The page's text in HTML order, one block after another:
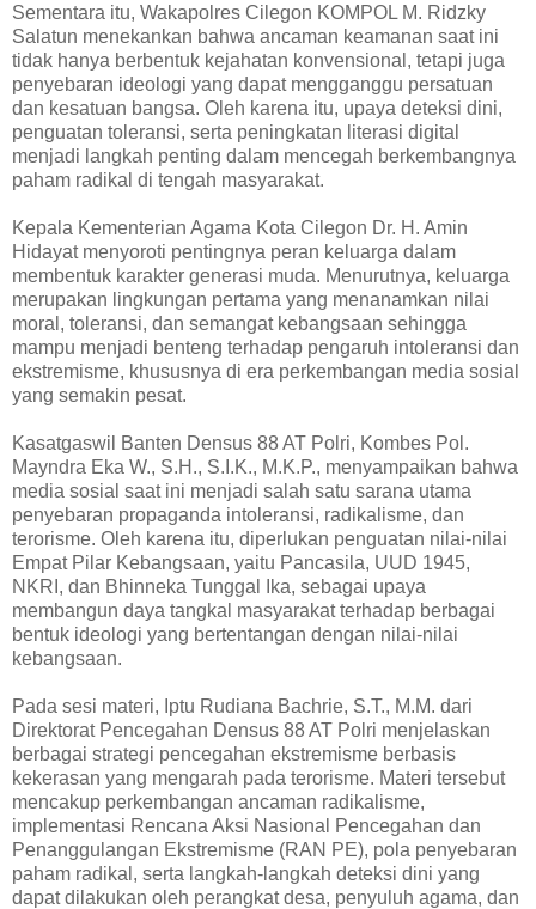
Sementara itu, Wakapolres Cilegon KOMPOL M. Ridzky
Salatun menekankan bahwa ancaman keamanan saat ini
tidak hanya berbentuk kejahatan konvensional, tetapi juga
penyebaran ideologi yang dapat mengganggu persatuan
dan kesatuan bangsa. Oleh karena itu, upaya deteksi dini,
penguatan toleransi, serta peningkatan literasi digital
menjadi langkah penting dalam mencegah berkembangnya
paham radikal di tengah masyarakat.
Kepala Kementerian Agama Kota Cilegon Dr. H. Amin
Hidayat menyoroti pentingnya peran keluarga dalam
membentuk karakter generasi muda. Menurutnya, keluarga
merupakan lingkungan pertama yang menanamkan nilai
moral, toleransi, dan semangat kebangsaan sehingga
mampu menjadi benteng terhadap pengaruh intoleransi dan
ekstremisme, khususnya di era perkembangan media sosial
yang semakin pesat.
Kasatgaswil Banten Densus 88 AT Polri, Kombes Pol.
Mayndra Eka W., S.H., S.I.K., M.K.P., menyampaikan bahwa
media sosial saat ini menjadi salah satu sarana utama
penyebaran propaganda intoleransi, radikalisme, dan
terorisme. Oleh karena itu, diperlukan penguatan nilai-nilai
Empat Pilar Kebangsaan, yaitu Pancasila, UUD 1945,
NKRI, dan Bhinneka Tunggal Ika, sebagai upaya
membangun daya tangkal masyarakat terhadap berbagai
bentuk ideologi yang bertentangan dengan nilai-nilai
kebangsaan.
Pada sesi materi, Iptu Rudiana Bachrie, S.T., M.M. dari
Direktorat Pencegahan Densus 88 AT Polri menjelaskan
berbagai strategi pencegahan ekstremisme berbasis
kekerasan yang mengarah pada terorisme. Materi tersebut
mencakup perkembangan ancaman radikalisme,
implementasi Rencana Aksi Nasional Pencegahan dan
Penanggulangan Ekstremisme (RAN PE), pola penyebaran
paham radikal, serta langkah-langkah deteksi dini yang
dapat dilakukan oleh perangkat desa, penyuluh agama, dan